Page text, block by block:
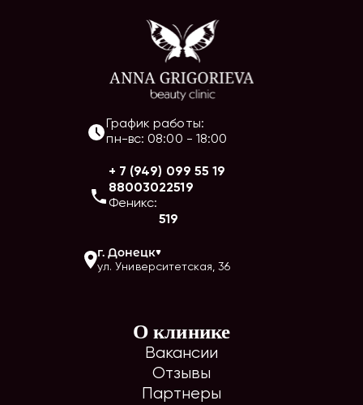
График работы:
пн-вс:08:00 - 18:00
+ 7 (949) 099 55 19
88003022519
Феникс:
519
г. Донецк
ул. Университетская, 36
О клинике
Вакансии
Отзывы
Партнеры